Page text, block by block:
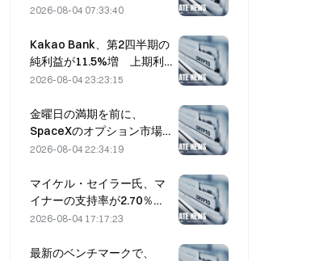
買いで5％安から回復
2026-08-04 07:33:40
Kakao Bank、第2四半期の
純利益が11.5%増 上期利
益は過去最高を記録
2026-08-04 23:23:15
金曜日の満期を前に、
SpaceXのオプション市場
で権利行使価格330ドルの
に$20M を確認
2026-08-04 22:34:19
マイケル・セイラー氏、マ
イナーの支持率が2.70％で
停滞する中、BIP-110の支
呼びかける
2026-08-04 17:17:23
最新のベンチマークで、